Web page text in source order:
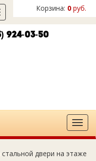
Корзина: 0 руб.
924-03-50
двери на этаже